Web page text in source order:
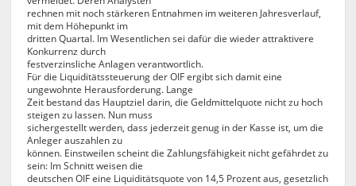
rechnen mit noch stärkeren Entnahmen im weiteren Jahresverlauf,
mit dem Höhepunkt im
dritten Quartal. Im Wesentlichen sei dafür die wieder attraktivere
Konkurrenz durch
festverzinsliche Anlagen verantwortlich.
Für die Liquiditätssteuerung der OIF ergibt sich damit eine
ungewohnte Herausforderung. Lange
Zeit bestand das Hauptziel darin, die Geldmittelquote nicht zu hoch
steigen zu lassen. Nun muss
sichergestellt werden, dass jederzeit genug in der Kasse ist, um die
Anleger auszahlen zu
können. Einstweilen scheint die Zahlungsfähigkeit nicht gefährdet zu
sein: Im Schnitt weisen die
deutschen OIF eine Liquiditätsquote von 14,5 Prozent aus, gesetzlich